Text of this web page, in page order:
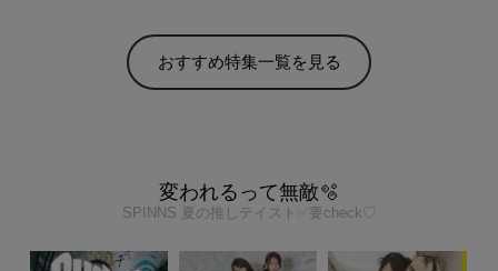
おすすめ特集一覧を見る
変われるって無敵🫧
SPINNS 夏の推しテイスト✅要check♡